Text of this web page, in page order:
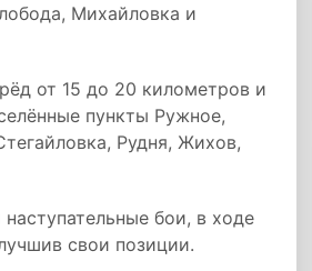
Михайловка и
от 15 до 20 километров и
пункты Ружное,
Рудня, Жихов,
бои, в ходе
свои позиции.